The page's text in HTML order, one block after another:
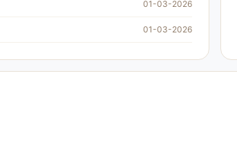
01-03-2026
01-03-2026